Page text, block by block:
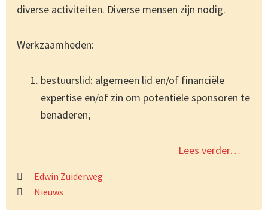
diverse activiteiten. Diverse mensen zijn nodig.
Werkzaamheden:
bestuurslid: algemeen lid en/of financiële
expertise en/of zin om potentiële sponsoren te
benaderen;
Lees verder…
Edwin Zuiderweg
Nieuws